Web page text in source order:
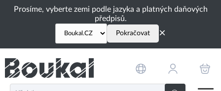
Prosíme, vyberte zemi podle jazyka a platných daňových
předpisů.
Pokračovat ×